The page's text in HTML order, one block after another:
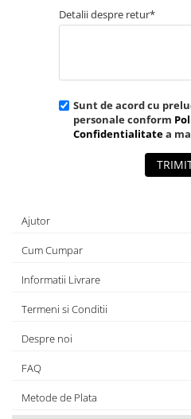
Detalii despre retur*
Sunt de acord cu
personale conform
Confidentialitatea
Ajutor
Cum Cumpar
Informatii Livrare
Termeni si Conditii
Despre noi
FAQ
Metode de Plata